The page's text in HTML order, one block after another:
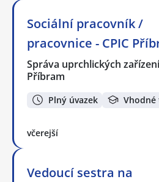
Sociální pracovník /
pracovnice - CPIC
Správa uprchlických
Příbram
Plný úvazek
včerejší
Vedoucí sestra na